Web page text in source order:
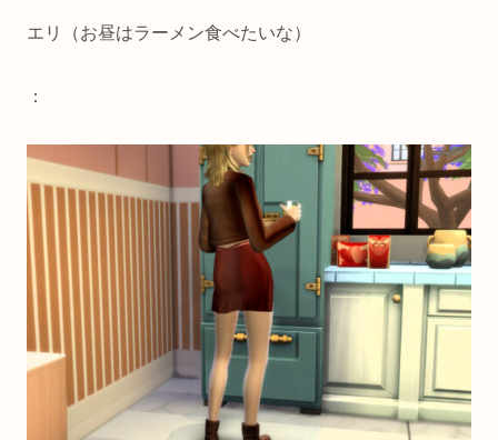
エリ（お昼はラーメン食べたいな）
：